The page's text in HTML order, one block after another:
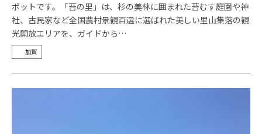
ポットです。「苔の里」は、杉の美林に囲まれた苔むす庭園や神
社、古民家など全国農村景観百選に選ばれた美しい里山集落の観
光開放エリアを、ガイドから…
加賀